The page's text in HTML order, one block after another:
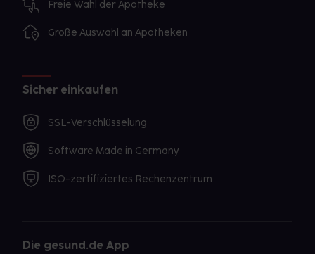
Freie Wahl der Apotheke
Große Auswahl an Apotheken
Sicher einkaufen
SSL-Verschlüsselung
Software Made in Germany
ISO-zertifiziertes Rechenzentrum
Die gesund.de App